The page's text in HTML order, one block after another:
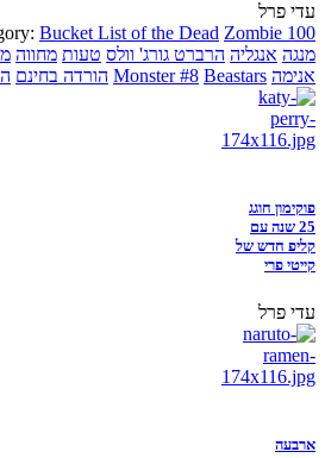
עדי פרל
Bucket List of the Dead Zombie 100
מנגה אנגליה הרברט גורג' וולס טעות מחווה
אנימה
Monster #8 Beastars הורדה בחינם
פוקימון חוגג
25 שנה עם
קליפ חדש של
קייטי פרי
עדי פרל
ארבעה